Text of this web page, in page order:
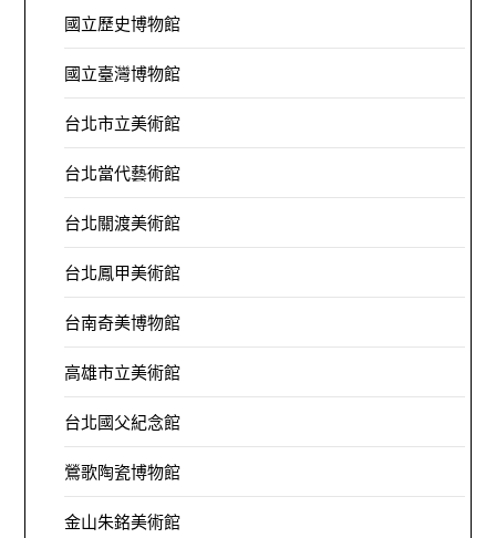
國立歷史博物館
國立臺灣博物館
台北市立美術館
台北當代藝術館
台北關渡美術館
台北鳳甲美術館
台南奇美博物館
高雄市立美術館
台北國父紀念館
鶯歌陶瓷博物館
金山朱銘美術館